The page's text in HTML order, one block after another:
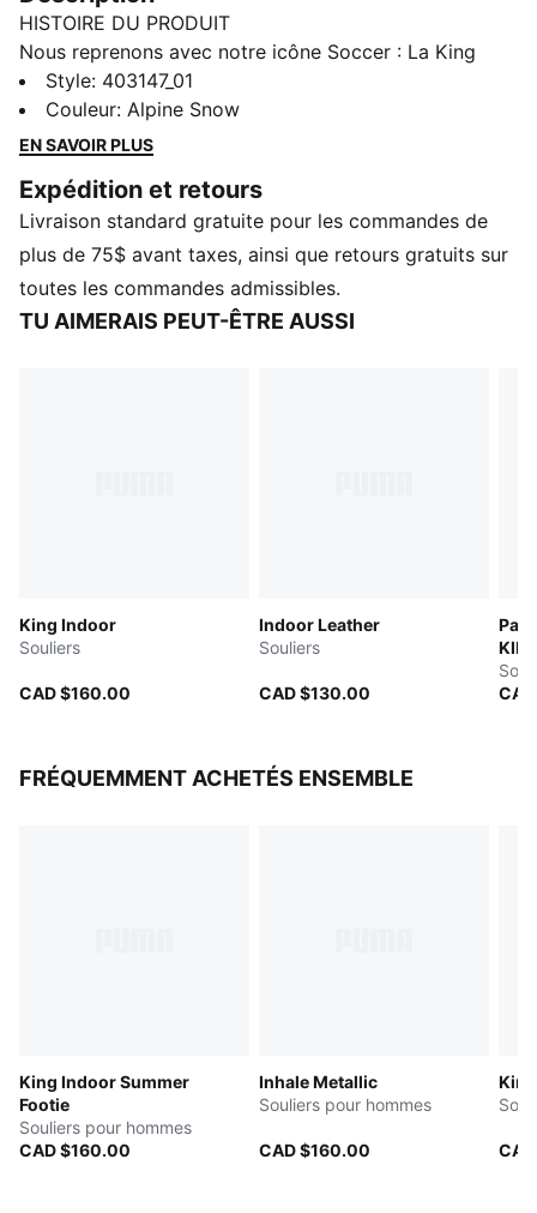
HISTOIRE DU PRODUIT
Nous reprenons avec notre icône Soccer : La King
Indoor. Star des années 2000, elle fait son come back
pour inspirer une toute nouvelle génération. Cette
chaussure de soccer en salle transcende le sport et
terrain.
DÉTAILS
Ajustement : Régulière
Type d'embout : Arrondi
Fermeture : Lacets
Style: 403147_01
Couleur: Alpine Snow
EN SAVOIR PLUS
Expédition et retours
Livraison standard gratuite pour les commandes de
plus de 75$ avant taxes, ainsi que retours gratuits sur
toutes les commandes admissibles.
TU AIMERAIS PEUT-ÊTRE AUSSI
King Indoor
Souliers
CAD $160.00
Indoor Leather
Souliers
CAD $130.00
FRÉQUEMMENT ACHETÉS ENSEMBLE
King Indoor Summer
Footie
Souliers pour hommes
CAD $160.00
Inhale Metallic
Souliers pour hommes
CAD $160.00